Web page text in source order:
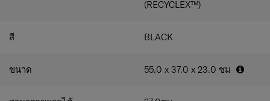
ปรับได้ 3 ระดับ พร้อมที่จับด้านบน
ผ้าซับด้านในผลิตจาก PET RECYCLEX ™ ที่เป็นมิตรต่อ
(RECYCLEX™)
สี BLACK
ขนาด 55.0 x 37.0 x 23.0 ซม